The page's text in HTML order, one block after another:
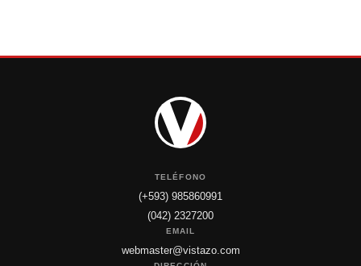
TELÉFONO
(+593) 985860991
(042) 2327200
EMAIL
webmaster@vistazo.com